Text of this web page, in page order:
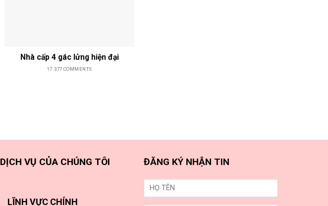
Nhà cấp 4 gác lửng hiện đại
17.377 COMMENTS
DỊCH VỤ CỦA CHÚNG TÔI
LĨNH VỰC CHÍNH
ĐĂNG KÝ NHẬN TIN